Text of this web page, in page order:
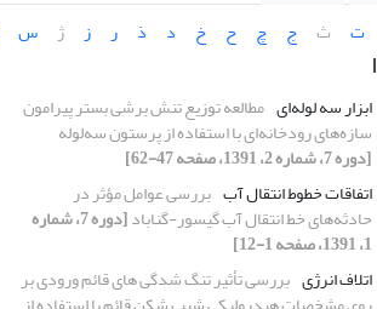
ت ث ج چ ح خ د ذ ر ز ژ س
ا
ابزار سه لوله‌ای مطالعه توزیع تنش برشی بستر پیرامون
سازه‌های رودخانه‌ای با استفاده از پرستون سه‌لوله
[دوره 7، شماره 2، 1391، صفحه 47-62]
اتفاقات خطوط انتقال آب بررسی عوامل مؤثر در
حادثه‌های خط انتقال آب گیسور-گناباد [دوره 7، شماره
1، 1391، صفحه 1-12]
اتلاف انرژی بررسی تأثیر تنگ شدگی های قائم ورودی بر